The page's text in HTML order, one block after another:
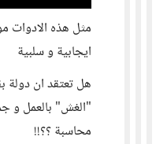
مثل هذه الادوات
ايجابية و سلبية
هل تعتقد ان دولة
"الغش" بالعمل و
محاسبة ؟؟!!